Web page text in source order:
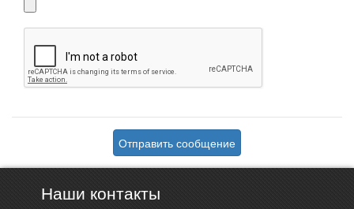
Отправить сообщение
Наши контакты